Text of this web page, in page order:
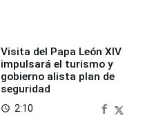
Visita del Papa León XIV
impulsará el turismo y
gobierno alista plan de
seguridad
access_time 2:10